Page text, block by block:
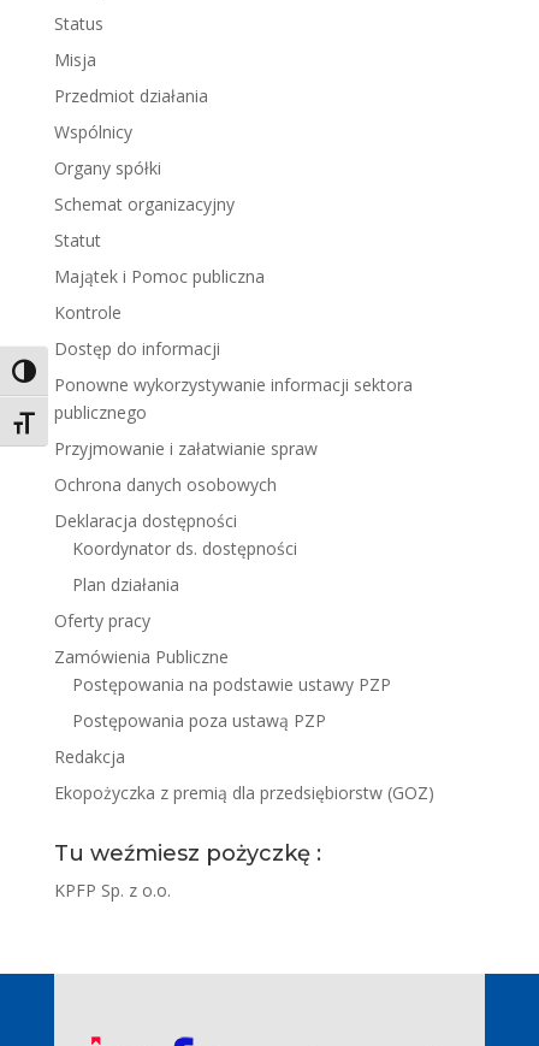
Toggle High Contrast
Toggle Font size
Status
Misja
Przedmiot działania
Wspólnicy
Organy spółki
Schemat organizacyjny
Statut
Majątek i Pomoc publiczna
Kontrole
Dostęp do informacji
Ponowne wykorzystywanie informacji sektora
publicznego
Przyjmowanie i załatwianie spraw
Ochrona danych osobowych
Deklaracja dostępności
Koordynator ds. dostępności
Plan działania
Oferty pracy
Zamówienia Publiczne
Postępowania na podstawie ustawy PZP
Postępowania poza ustawą PZP
Redakcja
Ekopożyczka z premią dla przedsiębiorstw (GOZ)
Tu weźmiesz pożyczkę :
KPFP Sp. z o.o.